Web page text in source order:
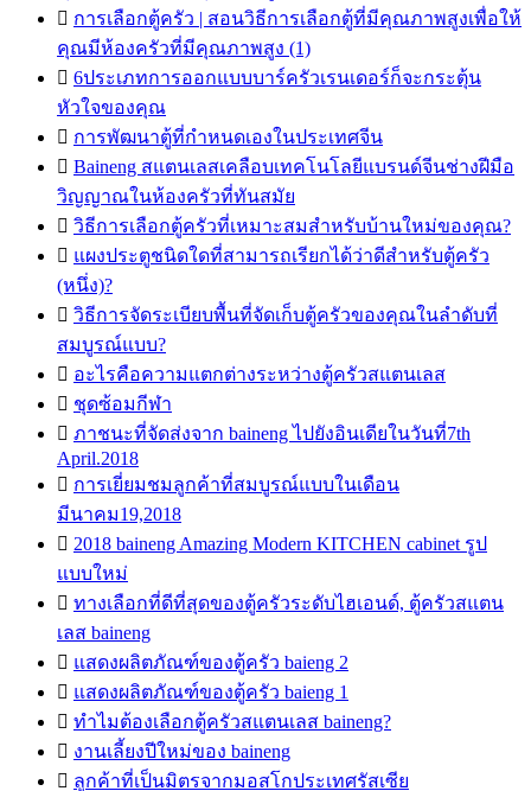
 การเลือกตู้ครัว | สอนวิธีการเลือกตู้ที่มีคุณภาพสูงเพื่อให้
คุณมีห้องครัวที่มีคุณภาพสูง (1)
 6ประเภทการออกแบบบาร์ครัวเรนเดอร์ก็จะกระตุ้น
หัวใจของคุณ
 การพัฒนาตู้ที่กำหนดเองในประเทศจีน
 Baineng สแตนเลสเคลือบเทคโนโลยีแบรนด์จีนช่างฝีมือ
วิญญาณในห้องครัวที่ทันสมัย
 วิธีการเลือกตู้ครัวที่เหมาะสมสำหรับบ้านใหม่ของคุณ?
 แผงประตูชนิดใดที่สามารถเรียกได้ว่าดีสำหรับตู้ครัว
(หนึ่ง)?
 วิธีการจัดระเบียบพื้นที่จัดเก็บตู้ครัวของคุณในลำดับที่
สมบูรณ์แบบ?
 อะไรคือความแตกต่างระหว่างตู้ครัวสแตนเลส
 ชุดซ้อมกีฬา
 ภาชนะที่จัดส่งจาก baineng ไปยังอินเดียในวันที่7th
April.2018
 การเยี่ยมชมลูกค้าที่สมบูรณ์แบบในเดือน
มีนาคม19,2018
 2018 baineng Amazing Modern KITCHEN cabinet รูป
แบบใหม่
 ทางเลือกที่ดีที่สุดของตู้ครัวระดับไฮเอนด์, ตู้ครัวสแตน
เลส baineng
 แสดงผลิตภัณฑ์ของตู้ครัว baieng 2
 แสดงผลิตภัณฑ์ของตู้ครัว baieng 1
 ทำไมต้องเลือกตู้ครัวสแตนเลส baineng?
 งานเลี้ยงปีใหม่ของ baineng
 ลูกค้าที่เป็นมิตรจากมอสโกประเทศรัสเซีย